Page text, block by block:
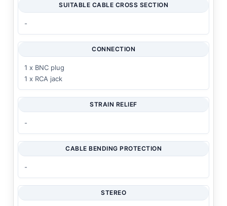
SUITABLE CABLE CROSS SECTION
-
CONNECTION
1 x BNC plug
1 x RCA jack
STRAIN RELIEF
-
CABLE BENDING PROTECTION
-
STEREO